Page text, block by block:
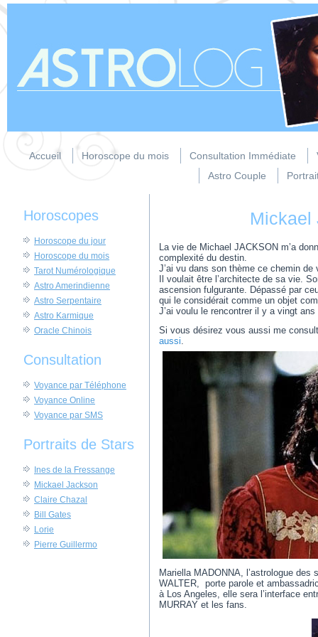
Accueil Horoscope du mois Consultation Immédiate
Astro Couple
Horoscopes
Horoscope du jour
Horoscope du mois
Tarot Numérologique
Astro Amerindienne
Astro Serpentaire
Astro Karmique
Oracle Chinois
Consultation
Voyance par Téléphone
Voyance Online
Voyance par SMS
Portraits de Stars
Ines de la Fressange
Mickael Jackson
Claire Chazal
Bill Gates
Lorie
Pierre Guillermo
Mickael
La vie de Michael JACKSON m’a
complexité du destin.
J’ai vu dans son thème ce chemin
Il voulait être l’architecte de sa vie.
ascension fulgurante. Dépassé par
qui le considérait comme un objet
J’ai voulu le rencontrer il y a vingt
Si vous désirez vous aussi me
aussi.
Mariella MADONNA, l’astrologue
WALTER, porte parole et
à Los Angeles, elle sera l’interface
MURRAY et les fans.